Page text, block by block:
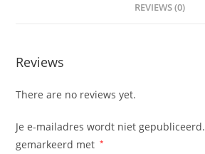
REVIEWS (0)
Reviews
There are no reviews yet.
Je e-mailadres wordt niet gepubliceerd.
gemarkeerd met *